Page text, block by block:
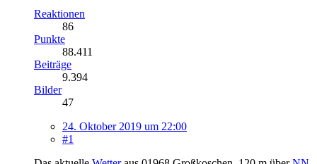
Reaktionen
86
Punkte
88.411
Beiträge
9.394
Bilder
47
24. Oktober 2019 um 22:00
#1